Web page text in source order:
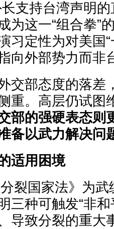
支持台湾声明
为这一“组合拳”
习定性为对美国
向外部势力而非
交部态度的落差
重。高层仍试图
部的强硬表态则
以武力解决问
适用困境
裂国家法》为
三种可触发“非
导致分裂的重大